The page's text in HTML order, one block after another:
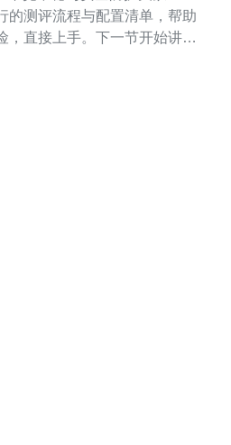
的测评流程与配置清单，帮助
，直接上手。下一节开始讲带
带宽与抖动丢包三项指标，